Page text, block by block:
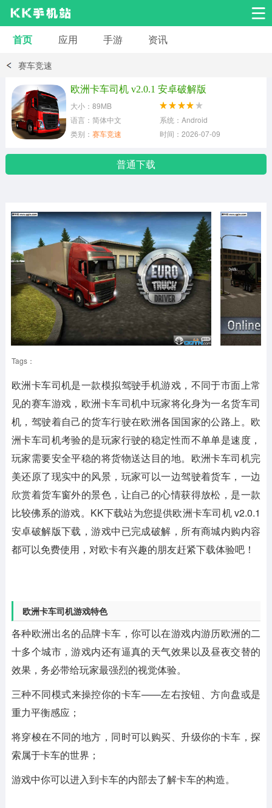
安卓应用
小说漫画
金融理财 新闻资讯 游戏辅助
安卓其它
首页 应用 手游 资讯
赛车竞速
欧洲卡车司机 v2.0.1 安卓破解版
大小：89MB
语言：简体中文
系统：Android
类别： 赛车竞速 时间：2026-07-09
普通下载
Tags：
欧洲卡车司机是一款模拟驾驶手机游戏，不同于市面上常
见的赛车游戏，欧洲卡车司机中玩家将化身为一名货车司
机，驾驶着自己的货车行驶在欧洲各国国家的公路上。欧
洲卡车司机考验的是玩家行驶的稳定性而不单单是速度，
玩家需要安全平稳的将货物送达目的地。欧洲卡车司机完
美还原了现实中的风景，玩家可以一边驾驶着货车，一边
欣赏着货车窗外的景色，让自己的心情获得放松，是一款
比较佛系的游戏。KK下载站为您提供欧洲卡车司机 v2.0.1
安卓破解版下载，游戏中已完成破解，所有商城内购内容
都可以免费使用，对欧卡有兴趣的朋友赶紧下载体验吧！
欧洲卡车司机游戏特色
各种欧洲出名的品牌卡车，你可以在游戏内游历欧洲的二
十多个城市，游戏内还有逼真的天气效果以及昼夜交替的
效果，务必带给玩家最强烈的视觉体验。
三种不同模式来操控你的卡车——左右按钮、方向盘或是
重力平衡感应；
将穿梭在不同的地方，同时可以购买、升级你的卡车，探
索属于卡车的世界；
游戏中你可以进入到卡车的内部去了解卡车的构造。